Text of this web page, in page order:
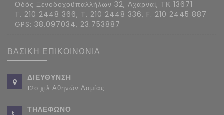
Οδός Ξενοδοχοϋπαλλήλων 32, Αχαρναί, ΤΚ 13671
Τ. 210 2448 366, T. 210 2448 336, F. 210 2445 887
GPS: 38.097034, 23.753887
ΒΑΣΙΚΗ ΕΠΙΚΟΙΝΩΝΙΑ
ΔΙΕΥΘΥΝΣΗ
12ο χιλ Αθηνών Λαμίας
ΤΗΛΕΦΩΝΟ